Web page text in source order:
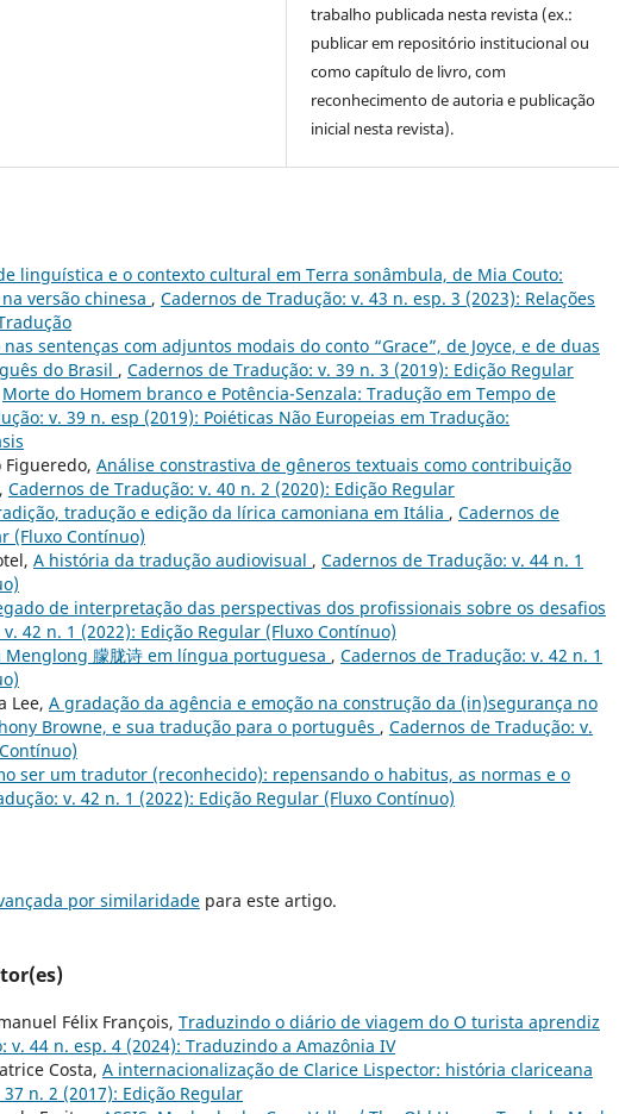
trabalho publicada nesta revista (ex.:
publicar em repositório institucional ou
como capítulo de livro, com
reconhecimento de autoria e publicação
inicial nesta revista).
linguística e o contexto cultural em Terra sonâmbula, de Mia Couto:
versão chinesa , Cadernos de Tradução: v. 43 n. esp. 3 (2023): Relações
sentenças com adjuntos modais do conto “Grace”, de Joyce, e de duas
do Brasil , Cadernos de Tradução: v. 39 n. 3 (2019): Edição Regular
Morte do Homem branco e Potência-Senzala: Tradução em Tempo de
v. 39 n. esp (2019): Poiéticas Não Europeias em Tradução:
Figueredo, Análise constrastiva de gêneros textuais como contribuição
, Cadernos de Tradução: v. 40 n. 2 (2020): Edição Regular
tradução e edição da lírica camoniana em Itália , Cadernos de
(Fluxo Contínuo)
A história da tradução audiovisual , Cadernos de Tradução: v. 44 n. 1
de interpretação das perspectivas dos profissionais sobre os desafios
42 n. 1 (2022): Edição Regular (Fluxo Contínuo)
Menglong 朦胧诗 em língua portuguesa , Cadernos de Tradução: v. 42 n. 1
Lee, A gradação da agência e emoção na construção da (in)segurança no
Browne, e sua tradução para o português , Cadernos de Tradução: v.
ser um tradutor (reconhecido): repensando o habitus, as normas e o
v. 42 n. 1 (2022): Edição Regular (Fluxo Contínuo)
por similaridade para este artigo.
Félix François, Traduzindo o diário de viagem do O turista aprendiz
v. 44 n. esp. 4 (2024): Traduzindo a Amazônia IV
Costa, A internacionalização de Clarice Lispector: história clariceana
n. 2 (2017): Edição Regular